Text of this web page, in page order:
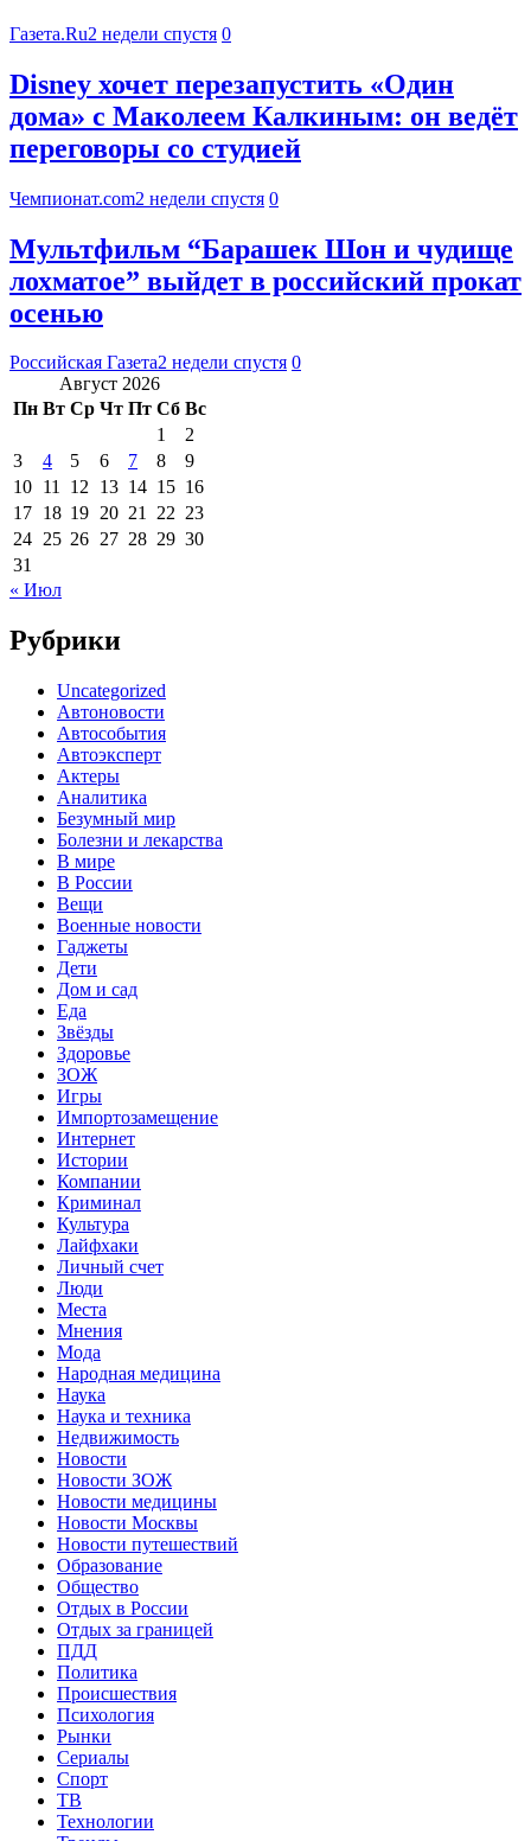
Газета.Ru2 недели спустя 0
Disney хочет перезапустить «Один
дома» с Маколеем Калкиным: он ведёт
переговоры со студией
Чемпионат.com2 недели спустя 0
Мультфильм “Барашек Шон и чудище
лохматое” выйдет в российский прокат
осенью
Российская Газета2 недели спустя 0
Август 2026
Пн Вт Ср Чт Пт Сб Вс
1
2
3
4 5 6 7 8
9
10 11 12 13 14 15 16
17 18 19 20 21 22 23
24 25 26 27 28 29 30
31
« Июл
Рубрики
Uncategorized
Автоновости
Автособытия
Автоэксперт
Актеры
Аналитика
Безумный мир
Болезни и лекарства
В мире
В России
Вещи
Военные новости
Гаджеты
Дети
Дом и сад
Еда
Звёзды
Здоровье
ЗОЖ
Игры
Импортозамещение
Интернет
Истории
Компании
Криминал
Культура
Лайфхаки
Личный счет
Люди
Места
Мнения
Мода
Народная медицина
Наука
Наука и техника
Недвижимость
Новости
Новости ЗОЖ
Новости медицины
Новости Москвы
Новости путешествий
Образование
Общество
Отдых в России
Отдых за границей
ПДД
Политика
Происшествия
Психология
Рынки
Сериалы
Спорт
ТВ
Технологии